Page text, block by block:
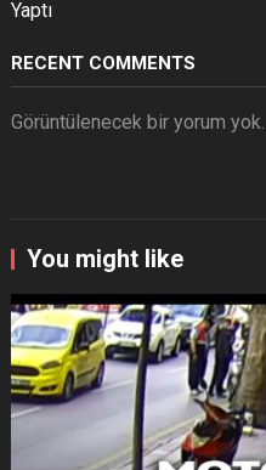
Yaptı
RECENT COMMENTS
Görüntülenecek bir yorum yok.
You might like